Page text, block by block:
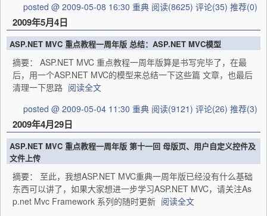
posted @ 2009-05-08 16:30 重典 阅读(8625) 评论(35) 推荐(0)
2009年5月4日
ASP.NET MVC 重点教程一周年版 总结：ASP.NET MVC模型
摘要： ASP.NET MVC 重点教程一周年版算是书写完毕了，在最
后，用一个ASP.NET MVC的模型来总结一下这些篇 文章，也最后
清理一下思路 阅读全文
posted @ 2009-05-04 11:30 重典 阅读(9121) 评论(26) 推荐(3)
2009年4月29日
ASP.NET MVC 重点教程一周年版 第十一回 母版页、用户自定义控件及
文件上传
摘要： 至此，我想ASP.NET MVC重典一周年版已经没有什么基础
东西可以讲了，如果大家想进一步学习ASP.NET MVC，请关注As
p.net Mvc Framework 系列的随时更新 阅读全文